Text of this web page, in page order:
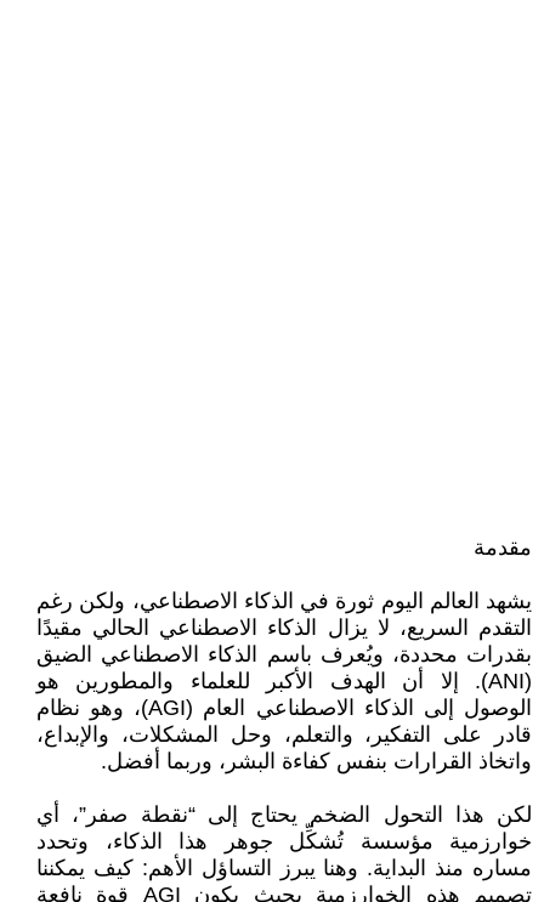
مقدمة
يشهد العالم اليوم ثورة في الذكاء الاصطناعي، ولكن رغم
التقدم السريع، لا يزال الذكاء الاصطناعي الحالي مقيدًا
بقدرات محددة، ويُعرف باسم الذكاء الاصطناعي الضيق
(ANI). إلا أن الهدف الأكبر للعلماء والمطورين هو
الوصول إلى الذكاء الاصطناعي العام (AGI)، وهو نظام
قادر على التفكير، والتعلم، وحل المشكلات، والإبداع،
واتخاذ القرارات بنفس كفاءة البشر، وربما أفضل.
لكن هذا التحول الضخم يحتاج إلى “نقطة صفر”، أي
خوارزمية مؤسسة تُشكِّل جوهر هذا الذكاء، وتحدد
مساره منذ البداية. وهنا يبرز التساؤل الأهم: كيف يمكننا
تصميم هذه الخوارزمية بحيث يكون AGI قوة نافعة